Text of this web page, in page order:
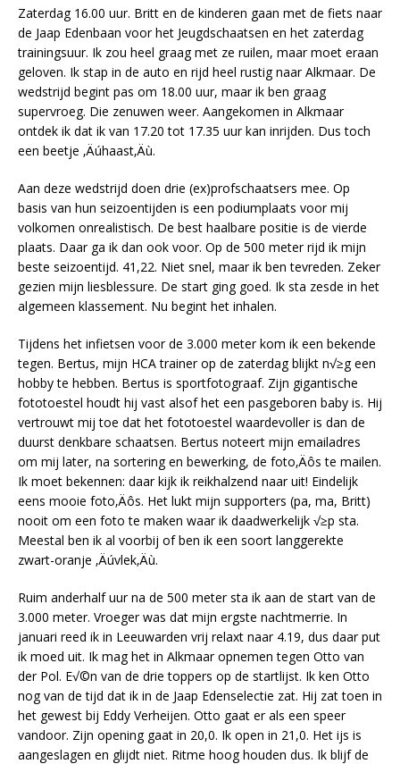
Zaterdag 16.00 uur. Britt en de kinderen gaan met de fiets naar
de Jaap Edenbaan voor het Jeugdschaatsen en het zaterdag
trainingsuur. Ik zou heel graag met ze ruilen, maar moet eraan
geloven. Ik stap in de auto en rijd heel rustig naar Alkmaar. De
wedstrijd begint pas om 18.00 uur, maar ik ben graag
supervroeg. Die zenuwen weer. Aangekomen in Alkmaar
ontdek ik dat ik van 17.20 tot 17.35 uur kan inrijden. Dus toch
een beetje ‚Äúhaast‚Äù.
Aan deze wedstrijd doen drie (ex)profschaatsers mee. Op
basis van hun seizoentijden is een podiumplaats voor mij
volkomen onrealistisch. De best haalbare positie is de vierde
plaats. Daar ga ik dan ook voor. Op de 500 meter rijd ik mijn
beste seizoentijd. 41,22. Niet snel, maar ik ben tevreden. Zeker
gezien mijn liesblessure. De start ging goed. Ik sta zesde in het
algemeen klassement. Nu begint het inhalen.
Tijdens het infietsen voor de 3.000 meter kom ik een bekende
tegen. Bertus, mijn HCA trainer op de zaterdag blijkt n√≥g een
hobby te hebben. Bertus is sportfotograaf. Zijn gigantische
fototoestel houdt hij vast alsof het een pasgeboren baby is. Hij
vertrouwt mij toe dat het fototoestel waardevoller is dan de
duurst denkbare schaatsen. Bertus noteert mijn emailadres
om mij later, na sortering en bewerking, de foto‚Äôs te mailen.
Ik moet bekennen: daar kijk ik reikhalzend naar uit! Eindelijk
eens mooie foto‚Äôs. Het lukt mijn supporters (pa, ma, Britt)
nooit om een foto te maken waar ik daadwerkelijk √≥p sta.
Meestal ben ik al voorbij of ben ik een soort langgerekte
zwart-oranje ‚Äúvlek‚Äù.
Ruim anderhalf uur na de 500 meter sta ik aan de start van de
3.000 meter. Vroeger was dat mijn ergste nachtmerrie. In
januari reed ik in Leeuwarden vrij relaxt naar 4.19, dus daar put
ik moed uit. Ik mag het in Alkmaar opnemen tegen Otto van
der Pol. E√©n van de drie toppers op de startlijst. Ik ken Otto
nog van de tijd dat ik in de Jaap Edenselectie zat. Hij zat toen in
het gewest bij Eddy Verheijen. Otto gaat er als een speer
vandoor. Zijn opening gaat in 20,0. Ik open in 21,0. Het ijs is
aangeslagen en glijdt niet. Ritme hoog houden dus. Ik blijf de